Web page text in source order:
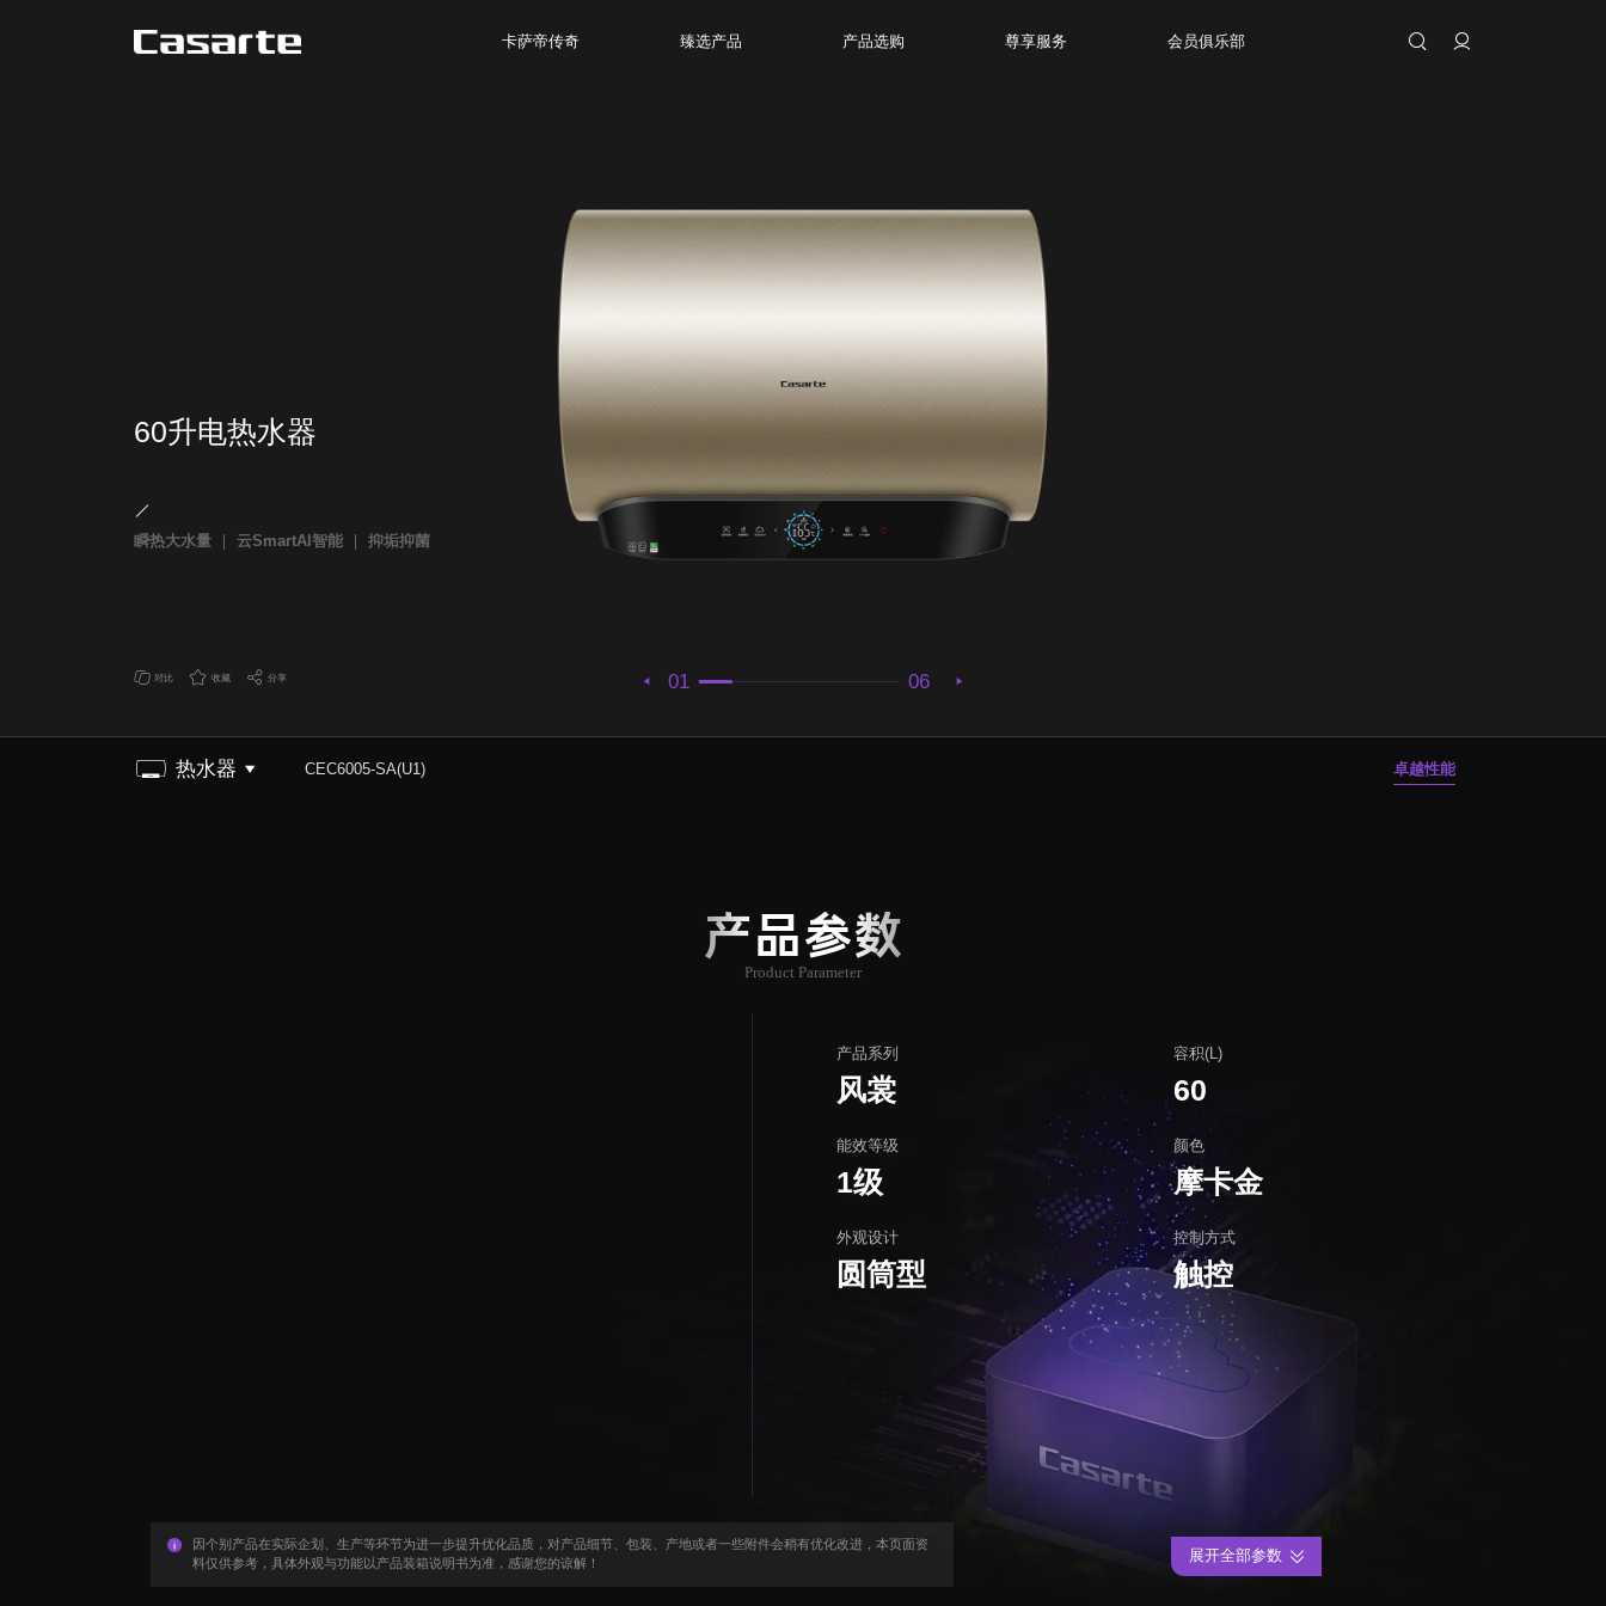
卡萨帝传奇 臻选产品 产品选购 尊享服务 会员俱乐部
01 06
60升电热水器
瞬热大水量 云SmartAI智能 抑垢抑菌
对比 收藏 分享
热水器 CEC6005-SA(U1) 卓越性能
产品参数
Product Parameter
产品系列
风裳
容积(L)
60
能效等级
1级
颜色
摩卡金
外观设计
圆筒型
控制方式
触控
因个别产品在实际企划、生产等环节为进一步提升优化品质，对产品细节、包装、产地或者一些附件会稍有优化改进，本页面资
料仅供参考，具体外观与功能以产品装箱说明书为准，感谢您的谅解！
展开全部参数